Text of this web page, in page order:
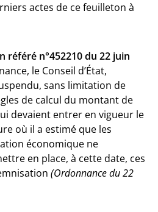
actes de ce feuilleton à
référé n°452210 du 22 juin
le Conseil d’État,
sans limitation de
de calcul du montant de
devaient entrer en vigueur le
où il a estimé que les
économique ne
en place, à cette date, ces
(Ordonnance du 22